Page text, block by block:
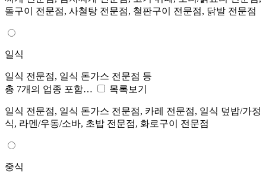
돌구이 전문점, 사철탕 전문점, 철판구이 전문점, 닭발 전문점
일식
일식 전문점, 일식 돈가스 전문점 등
총 7개의 업종 포함…
목록보기
일식 전문점, 일식 돈가스 전문점, 카레 전문점, 일식 덮밥/가정
식, 라멘/우동/소바, 초밥 전문점, 화로구이 전문점
중식